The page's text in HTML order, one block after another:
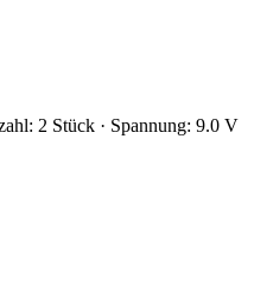
2 Stück · Spannung: 9.0 V